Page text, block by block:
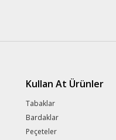
Kullan At Ürünler
Tabaklar
Bardaklar
Peçeteler